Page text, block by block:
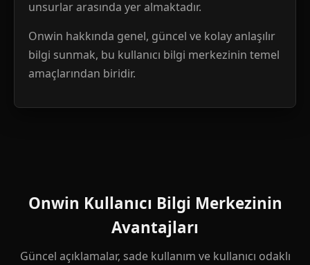
unsurlar arasında yer almaktadır.
Onwin hakkında genel, güncel ve kolay anlaşılır
bilgi sunmak, bu kullanıcı bilgi merkezinin temel
amaçlarından biridir.
Onwin Kullanıcı Bilgi Merkezinin
Avantajları
Güncel açıklamalar, sade kullanım ve kullanıcı odaklı